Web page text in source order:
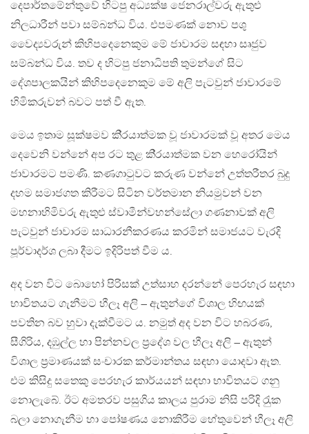
දෙපාර්තමේන්තුවේ හිටපු අධ්‍යක්ෂ ජෙනරාල්වරු ඇතුළු
නිලධාරීන් පවා සම්බන්ධ විය. එපමණක් නොව පශු
වෛද්‍යවරුන් කිහිපදෙනෙකුම මේ ජාවාරම සඳහා සෘජුව
සම්බන්ධ විය. තව ද හිටපු ජනාධිපති තුමන්ගේ සිට
දේශපාලකයින් කිහිපදෙනෙකුම මේ අලි පැටවුන් ජාවාරමේ
හිමිකරුවන් බවට පත් වී ඇත.
මෙය ඉතාම සූක්ෂමව කි‍්‍රයාත්මක වූ ජාවාරමක් වූ අතර මෙය
දෙවෙනි වන්නේ අප රට තුළ කි‍්‍රයාත්මක වන හෙරෝයින්
ජාවාරමට පමණි. කණගාටුවට කරුණ වන්නේ උත්තරීතර බුදු
දහම සමාජගත කිරීමට සිටින වර්තමාන නියමුවන් වන
මහනාහිමිවරු ඇතුළු ස්වාමීන්වහන්සේලා ගණනාවක් අලි
පැටවුන් ජාවාරම සාධාරනීකරණය කරමින් සමාජයට වැරදි
පූර්වාදර්ශ ලබා දීමට ඉදිරිපත් වීම ය.
අද වන විට බොහෝ පිරිසක් උත්සාහ දරන්නේ පෙරහැර සඳහා
භාවිතයට ගැනීමට හීලෑ අලි – ඇතුන්ගේ විශාල හිඟයක්
පවතින බව හුවා දැක්වීමට ය. නමුත් අද වන විට හබරණ,
සීගිරිය, දඹුල්ල හා පින්නවල ප‍්‍රදේශ වල හීලෑ අලි – ඇතුන්
විශාල ප‍්‍රමාණයක් සංචාරක කර්මාන්තය සඳහා යොදවා ඇත.
එම කිසිදු සතෙකු පෙරහැර කාර්යයන් සඳහා භාවිතයට ගනු
නොලැබේ. ඊට අමතරව පසුගිය කාලය පුරාම නිසි පරිදි රැුක
බලා නොගැනීම හා පෝෂණය නොකිරීම හේතුවෙන් හීලෑ අලි